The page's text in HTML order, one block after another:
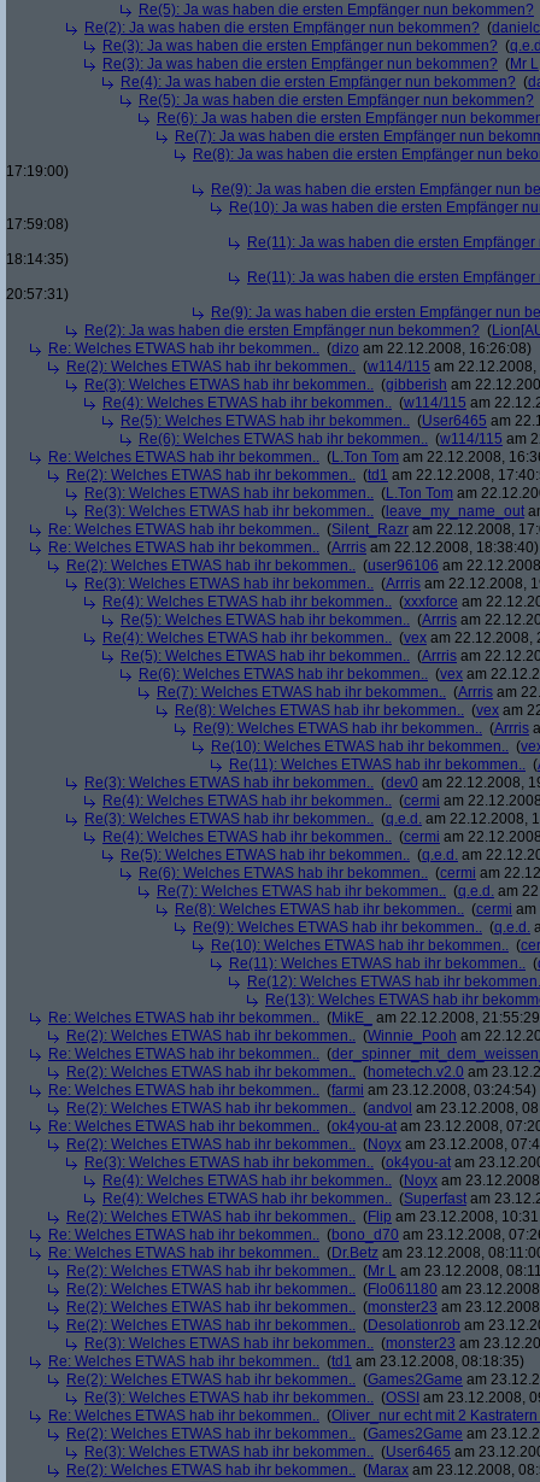
Re(5): Ja was haben die ersten Empfänger nun bekommen?
Re(2): Ja was haben die ersten Empfänger nun bekommen? (
Re(3): Ja was haben die ersten Empfänger nun bekommen? (
Re(3): Ja was haben die ersten Empfänger nun bekommen? (Mr L
Re(4): Ja was haben die ersten Empfänger nun bekommen? (
Re(5): Ja was haben die ersten Empfänger nun bekommen?
Re(6): Ja was haben die ersten Empfänger nun
Re(7): Ja was haben die ersten Empfänger nun
Re(8): Ja was haben die ersten Empfänger nun
17:19:00)
Re(9): Ja was haben die ersten Empfänger nun
Re(10): Ja was haben die ersten Empfänger
17:59:08)
Re(11): Ja was haben die ersten
18:14:35)
Re(11): Ja was haben die ersten
20:57:31)
Re(9): Ja was haben die ersten Empfänger nun
Re(2): Ja was haben die ersten Empfänger nun bekommen? (
Re: Welches ETWAS hab ihr bekommen.. (dizo am 22.12.2008, 16:26:08)
Re(2): Welches ETWAS hab ihr bekommen.. (w114/115 am
Re(3): Welches ETWAS hab ihr bekommen.. (gibberish am
Re(4): Welches ETWAS hab ihr bekommen.. (w114/115 am
Re(5): Welches ETWAS hab ihr bekommen.. (User6465 am
Re(6): Welches ETWAS hab ihr bekommen.. (w114/115 am
Re: Welches ETWAS hab ihr bekommen.. (L.Ton Tom am 22.12.2008,
Re(2): Welches ETWAS hab ihr bekommen.. (td1 am 22.12.2008,
Re(3): Welches ETWAS hab ihr bekommen.. (L.Ton Tom am
Re(3): Welches ETWAS hab ihr bekommen.. ( leave_my_name_out
Re: Welches ETWAS hab ihr bekommen.. (Silent_Razr am 22.12.2008,
Re: Welches ETWAS hab ihr bekommen.. (Arrris am 22.12.2008, 18:38:40)
Re(2): Welches ETWAS hab ihr bekommen.. (user96106 am
Re(3): Welches ETWAS hab ihr bekommen.. (Arrris am 22.12.2008,
Re(4): Welches ETWAS hab ihr bekommen.. (xxxforce am
Re(5): Welches ETWAS hab ihr bekommen.. (Arrris am
Re(4): Welches ETWAS hab ihr bekommen.. (vex am 22.12.2008,
Re(5): Welches ETWAS hab ihr bekommen.. (Arrris am
Re(6): Welches ETWAS hab ihr bekommen.. (vex am
Re(7): Welches ETWAS hab ihr bekommen.. (Arrris am
Re(8): Welches ETWAS hab ihr bekommen.. (vex am
Re(9): Welches ETWAS hab ihr bekommen.. (Arrris
Re(10): Welches ETWAS hab ihr bekommen.. (
Re(11): Welches ETWAS hab ihr bekommen.. (
Re(3): Welches ETWAS hab ihr bekommen.. (dev0 am 22.12.2008,
Re(4): Welches ETWAS hab ihr bekommen.. (cermi am
Re(3): Welches ETWAS hab ihr bekommen.. (q.e.d. am 22.12.2008,
Re(4): Welches ETWAS hab ihr bekommen.. (cermi am
Re(5): Welches ETWAS hab ihr bekommen.. (q.e.d. am
Re(6): Welches ETWAS hab ihr bekommen.. (cermi am
Re(7): Welches ETWAS hab ihr bekommen.. (q.e.d. am
Re(8): Welches ETWAS hab ihr bekommen.. (cermi am
Re(9): Welches ETWAS hab ihr bekommen.. (q.e.d.
Re(10): Welches ETWAS hab ihr bekommen.. (
Re(11): Welches ETWAS hab ihr bekommen.. (
Re(12): Welches ETWAS hab ihr
Re(13): Welches ETWAS hab ihr
Re: Welches ETWAS hab ihr bekommen.. (MikE_
am 22.12.2008,
Re(2): Welches ETWAS hab ihr bekommen.. (Winnie_Pooh am
Re: Welches ETWAS hab ihr bekommen.. (
Re(2): Welches ETWAS hab ihr bekommen.. (hometech.v2.0 am
Re: Welches ETWAS hab ihr bekommen.. (farmi am 23.12.2008, 03:24:54)
Re(2): Welches ETWAS hab ihr bekommen.. (andvol am 23.12.2008,
Re: Welches ETWAS hab ihr bekommen.. (ok4you-at am 23.12.2008,
Re(2): Welches ETWAS hab ihr bekommen.. (Noyx am 23.12.2008,
Re(3): Welches ETWAS hab ihr bekommen.. (ok4you-at am
Re(4): Welches ETWAS hab ihr bekommen.. (Noyx am
Re(4): Welches ETWAS hab ihr bekommen.. (Superfast am
Re(2): Welches ETWAS hab ihr bekommen.. (Flip am 23.12.2008,
Re: Welches ETWAS hab ihr bekommen.. (bono_d70 am 23.12.2008,
Re: Welches ETWAS hab ihr bekommen.. (Dr.Betz am 23.12.2008,
Re(2): Welches ETWAS hab ihr bekommen.. (Mr L am 23.12.2008,
Re(2): Welches ETWAS hab ihr bekommen.. (Flo061180 am
Re(2): Welches ETWAS hab ihr bekommen.. (monster23 am
Re(2): Welches ETWAS hab ihr bekommen.. (Desolationrob am
Re(3): Welches ETWAS hab ihr bekommen.. (monster23 am
Re: Welches ETWAS hab ihr bekommen.. (td1 am 23.12.2008, 08:18:35)
Re(2): Welches ETWAS hab ihr bekommen.. (Games2Game am
Re(3): Welches ETWAS hab ihr bekommen.. (OSSI am 23.12.2008,
Re: Welches ETWAS hab ihr bekommen.. (Oliver_nur echt mit 2
Re(2): Welches ETWAS hab ihr bekommen.. (Games2Game am
Re(3): Welches ETWAS hab ihr bekommen.. (User6465 am
Re(2): Welches ETWAS hab ihr bekommen.. (Marax am 23.12.2008,